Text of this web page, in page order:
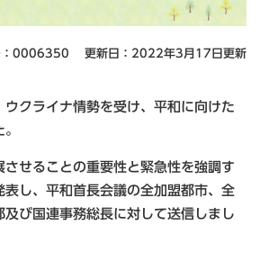
：0006350 更新日：2022年3月17日更新
クライナ情勢を受け、平和に向けた
せることの重要性と緊急性を強調す
表し、平和首長会議の全加盟都市、全
及び国連事務総長に対して送信しまし